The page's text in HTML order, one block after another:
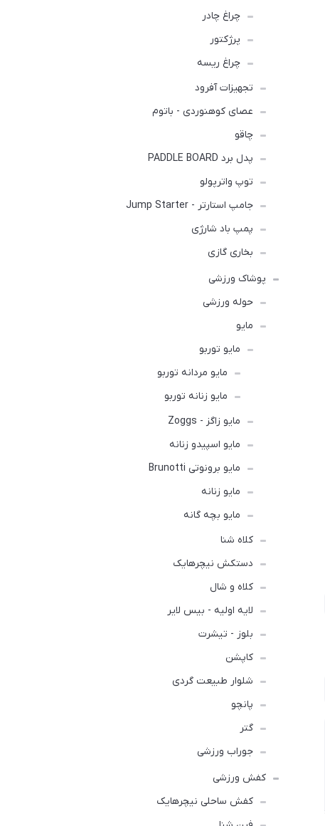
چراغ چادر
پرژکتور
چراغ ریسه
تجهیزات آفرود
عصای کوهنوردی - باتوم
چاقو
پدل برد PADDLE BOARD
توپ واترپولو
جامپ استارتر - Jump Starter
پمپ باد شارژی
بخاری گازی
پوشاک ورزشی
حوله ورزشی
مايو
مایو توربو
مایو مردانه توربو
مایو زنانه توربو
مایو زاگز - Zoggs
مایو اسپیدو زنانه
مایو برونوتی Brunotti
مایو زنانه
مایو بچه گانه
کلاه شنا
دستکش نیچرهایک
کلاه و شال
لایه اولیه - بیس لایر
بلوز - تیشرت
کاپشن
شلوار طبیعت گردی
پانچو
گتر
جوراب ورزشی
کفش ورزشی
كفش ساحلی نیچرهایک